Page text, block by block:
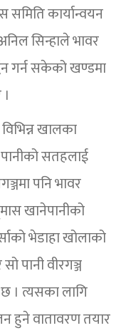
समिति कार्यान्वयन
सिन्हाले भावर
गर्न सकेको खण्डमा
खालका
सतहलाई
पनि भावर
खानेपानीको
भेडाहा खोलाको
पानी वीरगञ्ज
। त्यसका लागि
हुने वातावरण तयार